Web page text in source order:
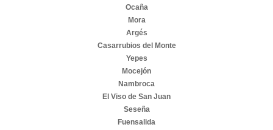
Ocaña
Mora
Argés
Casarrubios del Monte
Yepes
Mocejón
Nambroca
El Viso de San Juan
Seseña
Fuensalida